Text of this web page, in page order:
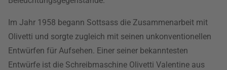
Im Jahr 1958 begann Sottsass die Zusammenarbeit mit
Olivetti und sorgte zugleich mit seinen unkonventionellen
Entwürfen für Aufsehen. Einer seiner bekanntesten
Entwürfe ist die Schreibmaschine Olivetti Valentine aus